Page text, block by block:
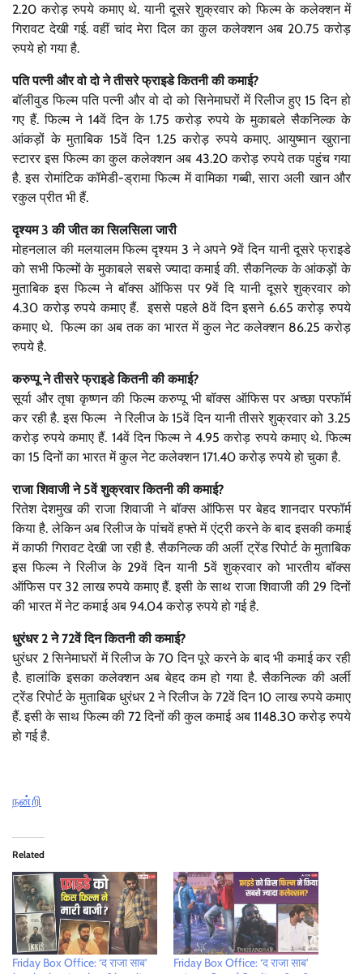
2.20 करोड़ रुपये कमाए थे. यानी दूसरे शुक्रवार को फिल्म के कलेक्शन में
गिरावट देखी गई. वहीं चांद मेरा दिल का कुल कलेक्शन अब 20.75 करोड़
रुपये हो गया है.
पति पत्नी और वो दो ने तीसरे फ्राइडे कितनी की कमाई?
बॉलीवुड फिल्म पति पत्नी और वो दो को सिनेमाघरों में रिलीज हुए 15 दिन हो
गए हैं. फिल्म ने 14वें दिन के 1.75 करोड़ रुपये के मुकाबले सैकनिल्क के
आंकड़ों के मुताबिक 15वें दिन 1.25 करोड़ रुपये कमाए. आयुष्मान खुराना
स्टारर इस फिल्म का कुल कलेक्शन अब 43.20 करोड़ रुपये तक पहुंच गया
है. इस रोमांटिक कॉमेडी-ड्रामा फिल्म में वामिका गब्बी, सारा अली खान और
रकुल प्रीत भी हैं.
दृश्यम 3 की जीत का सिलसिला जारी
मोहनलाल की मलयालम फिल्म दृश्यम 3 ने अपने 9वें दिन यानी दूसरे फ्राइडे
को सभी फिल्मों के मुकाबले सबसे ज्यादा कमाई की. सैकनिल्क के आंकड़ों के
मुताबिक इस फिल्म ने बॉक्स ऑफिस पर 9वें दि यानी दूसरे शुक्रवार को
4.30 करोड़ रुपये कमाए हैं. इससे पहले 8वें दिन इसने 6.65 करोड़ रुपये
कमाए थे. फिल्म का अब तक का भारत में कुल नेट कलेक्शन 86.25 करोड़
रुपये है.
करुप्पू ने तीसरे फ्राइडे कितनी की कमाई?
सूर्या और तृषा कृष्णन की फिल्म करुप्पू भी बॉक्स ऑफिस पर अच्छा परफॉर्म
कर रही है. इस फिल्म ने रिलीज के 15वें दिन यानी तीसरे शुक्रवार को 3.25
करोड़ रुपये कमाए हैं. 14वें दिन फिल्म ने 4.95 करोड़ रुपये कमाए थे. फिल्म
का 15 दिनों का भारत में कुल नेट कलेक्शन 171.40 करोड़ रुपये हो चुका है.
राजा शिवाजी ने 5वें शुक्रवार कितनी की कमाई?
रितेश देशमुख की राजा शिवाजी ने बॉक्स ऑफिस पर बेहद शानदार परफॉर्म
किया है. लेकिन अब रिलीज के पांचवें हफ्ते में एंट्री करने के बाद इसकी कमाई
में काफी गिरावट देखी जा रही है. सैकनिल्क की अर्ली ट्रेंड रिपोर्ट के मुताबिक
इस फिल्म ने रिलीज के 29वें दिन यानी 5वें शुक्रवार को भारतीय बॉक्स
ऑफिस पर 32 लाख रुपये कमाए हैं. इसी के साथ राजा शिवाजी की 29 दिनों
की भारत में नेट कमाई अब 94.04 करोड़ रुपये हो गई है.
धुरंधर 2 ने 72वें दिन कितनी की कमाई?
धुरंधर 2 सिनेमाघरों में रिलीज के 70 दिन पूरे करने के बाद भी कमाई कर रही
है. हालांकि इसका कलेक्शन अब बेहद कम हो गया है. सैकनिल्क की अर्ली
ट्रेंड रिपोर्ट के मुताबिक धुरंधर 2 ने रिलीज के 72वें दिन 10 लाख रुपये कमाए
हैं. इसी के साथ फिल्म की 72 दिनों की कुल कमाई अब 1148.30 करोड़ रुपये
हो गई है.
நன்றி
Related
Friday Box Office: ‘द राजा साब’
Friday Box Office: ‘द राजा साब’